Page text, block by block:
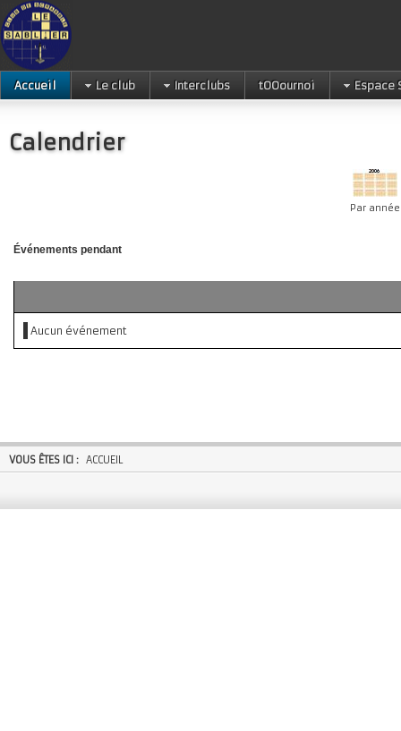
Accueil Le club Interclubs tOOournoi Espace
Calendrier
Par année
Événements pendant
Aucun événement
VOUS ÊTES ICI : ACCUEIL